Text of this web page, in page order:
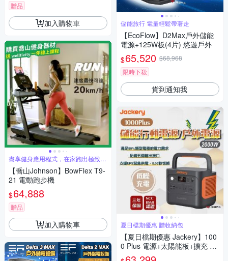
贈品
加入購物車
盡享健身應用程式，在家跑出極致體
驗
【喬山Johnson】BowFlex T9-
21 電動跑步機
$64,888
贈品
加入購物車
儲能旅行 電量輕鬆帶著走
【EcoFlow】D2Max戶外儲能
電源+125W板(4片) 悠遊戶外
$65,520 $68,968
限時下殺
貨到通知我
夏日檔期優惠 贈收納包
【夏日檔期優惠 Jackery】100
0 Plus 電源+太陽能板+擴充 悠
遊戶外